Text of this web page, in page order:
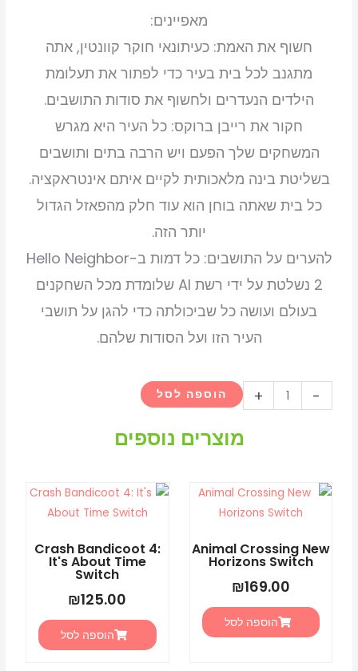
מאפיינים:
חשוף את האמת: כעיתונאי חוקר קוונטין, אתה
מתגנב לכל בית בעיר כדי לפתור את תעלומת
הילדים הנעדרים ולחשוף את סודות התושבים.
חקור את רייבן ברוקס: כל העיר היא מגרש
המשחקים שלך הפעם ויש הרבה בתים ותושבים
בשליטת בינה מלאכותית לקיים איתם אינטראקציה.
כל בית שאתה בוחן הוא עוד חלק מהפאזל הגדול
יותר הזה.
להערים על התושבים: כל דמות ב-Hello Neighbor
2 נשלטת על ידי רשת AI שלומדת מכל השחקנים
בעולם ועושה כל שביכולתה כדי להגן על תושבי
העיר הזו ועל הסודות שלהם.
-
של
(Switch)
+ הוספה לסל
מוצרים נוספים
Animal Crossing New
Horizons Switch
₪169.00
הוספה לסל
Crash Bandicoot 4:
It's About Time
Switch
₪125.00
הוספה לסל